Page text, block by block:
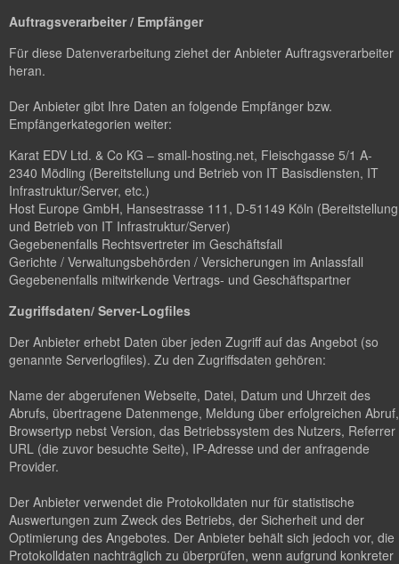
Auftragsverarbeiter / Empfänger
Für diese Datenverarbeitung ziehet der Anbieter Auftragsverarbeiter
heran.
Der Anbieter gibt Ihre Daten an folgende Empfänger bzw.
Empfängerkategorien weiter:
Karat EDV Ltd. & Co KG – small-hosting.net, Fleischgasse 5/1 A-
2340 Mödling (Bereitstellung und Betrieb von IT Basisdiensten, IT
Infrastruktur/Server, etc.)
Host Europe GmbH, Hansestrasse 111, D-51149 Köln (Bereitstellung
und Betrieb von IT Infrastruktur/Server)
Gegebenenfalls Rechtsvertreter im Geschäftsfall
Gerichte / Verwaltungsbehörden / Versicherungen im Anlassfall
Gegebenenfalls mitwirkende Vertrags- und Geschäftspartner
Zugriffsdaten/ Server-Logfiles
Der Anbieter erhebt Daten über jeden Zugriff auf das Angebot (so
genannte Serverlogfiles). Zu den Zugriffsdaten gehören:
Name der abgerufenen Webseite, Datei, Datum und Uhrzeit des
Abrufs, übertragene Datenmenge, Meldung über erfolgreichen Abruf,
Browsertyp nebst Version, das Betriebssystem des Nutzers, Referrer
URL (die zuvor besuchte Seite), IP-Adresse und der anfragende
Provider.
Der Anbieter verwendet die Protokolldaten nur für statistische
Auswertungen zum Zweck des Betriebs, der Sicherheit und der
Optimierung des Angebotes. Der Anbieter behält sich jedoch vor, die
Protokolldaten nachträglich zu überprüfen, wenn aufgrund konkreter